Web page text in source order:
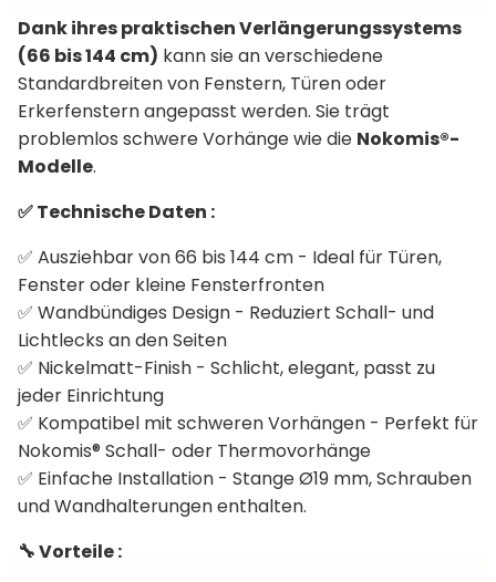
Dank ihres praktischen Verlängerungssystems
(66 bis 144 cm) kann sie an verschiedene
Standardbreiten von Fenstern, Türen oder
Erkerfenstern angepasst werden. Sie trägt
problemlos schwere Vorhänge wie die Nokomis®-
Modelle.
✅ Technische Daten :
✅ Ausziehbar von 66 bis 144 cm - Ideal für Türen,
Fenster oder kleine Fensterfronten
✅ Wandbündiges Design - Reduziert Schall- und
Lichtlecks an den Seiten
✅ Nickelmatt-Finish - Schlicht, elegant, passt zu
jeder Einrichtung
✅ Kompatibel mit schweren Vorhängen - Perfekt für
Nokomis® Schall- oder Thermovorhänge
✅ Einfache Installation - Stange Ø19 mm, Schrauben
und Wandhalterungen enthalten.
🔧 Vorteile :